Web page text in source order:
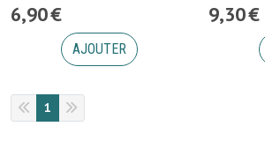
6,90€
AJOUTER
9,30€
1